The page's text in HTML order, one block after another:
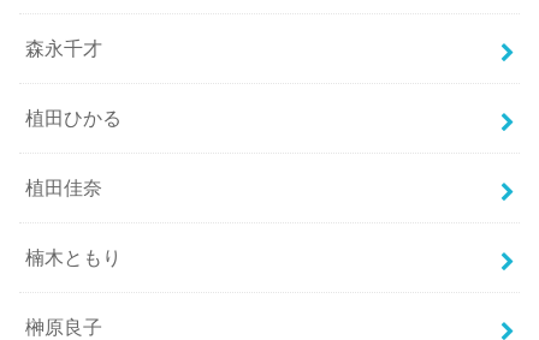
森永千才
植田ひかる
植田佳奈
楠木ともり
榊原良子